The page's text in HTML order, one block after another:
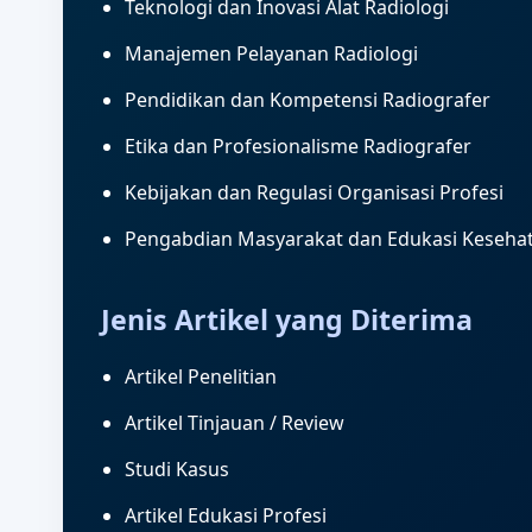
Teknologi dan Inovasi Alat Radiologi
Manajemen Pelayanan Radiologi
Pendidikan dan Kompetensi Radiografer
Etika dan Profesionalisme Radiografer
Kebijakan dan Regulasi Organisasi Profesi
Pengabdian Masyarakat dan Edukasi
Jenis Artikel yang Diterima
Artikel Penelitian
Artikel Tinjauan / Review
Studi Kasus
Artikel Edukasi Profesi